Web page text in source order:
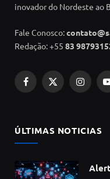
inovador do Nordeste ao
Fale Conosco:
Redação: +55 83
Facebook
X
ÚLTIMAS NOTICIAS